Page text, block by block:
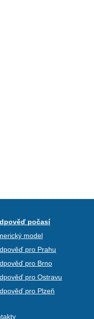
počasí
model
pro Prahu
pro Brno
pro Ostravu
pro Plzeň